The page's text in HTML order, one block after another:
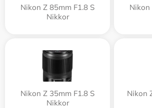
Nikon Z 85mm F1.8 S
Nikkor
Nikon
Nikon Z 35mm F1.8 S
Nikkor
Nikon